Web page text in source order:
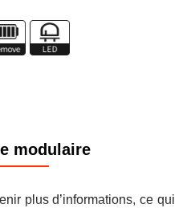
modulaire
plus d’informations, ce qui